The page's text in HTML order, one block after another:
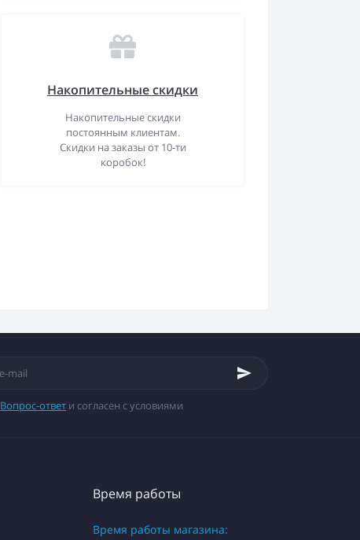
Накопительные скидки
Накопительные скидки
постоянным клиентам.
Скидки на заказы от 10-ти
коробок!
Вопрос-ответ и согласен с условиями
Время работы
Время работы магазина: